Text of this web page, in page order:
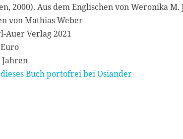
2000). Aus dem Englischen von Weronika M.
von Mathias Weber
Auer Verlag 2021
Buch portofrei bei Osiander